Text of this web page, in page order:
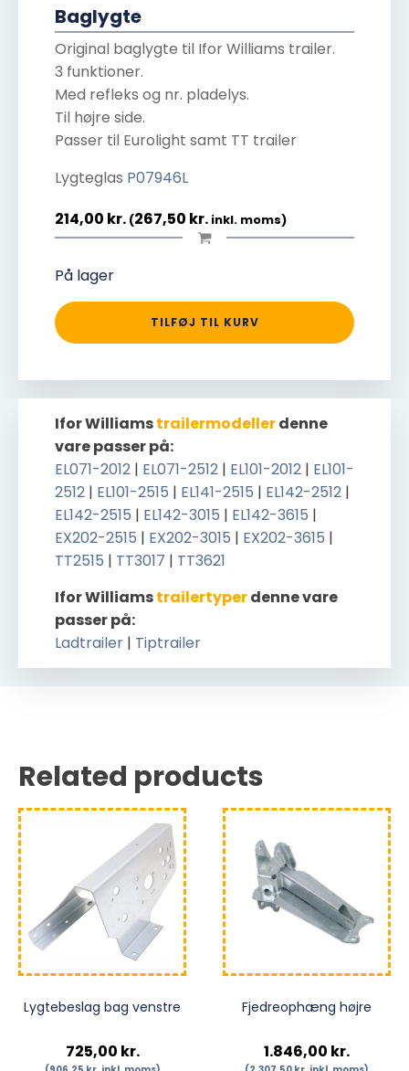
Baglygte
Original baglygte til Ifor Williams trailer.
3 funktioner.
Med refleks og nr. pladelys.
Til højre side.
Passer til Eurolight samt TT trailer
Lygteglas P07946L
214,00 kr. (267,50 kr. inkl. moms)
På lager
TILFØJ TIL KURV
Ifor Williamstrailertyperdenne vare
passer på:
Ladtrailer | Tiptrailer
Ifor Williamstrailermodellerdenne
vare passer på:
EL071-2012 | EL071-2512 | EL101-2012 | EL101-
2512 | EL101-2515 | EL141-2515 | EL142-2512 |
EL142-2515 | EL142-3015 | EL142-3615 |
EX202-2515 | EX202-3015 | EX202-3615 |
TT2515 | TT3017 | TT3621
Related products
Lygtebeslag bag venstre
725,00 kr.
Fjedreophæng højre
1.846,00 kr.